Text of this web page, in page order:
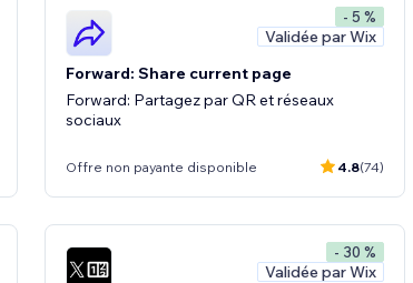
- 5 %
Validée par Wix
Forward: Share current page
Forward: Partagez par QR et réseaux
sociaux
Offre non payante disponible 4.8(74)
- 30 %
Validée par Wix